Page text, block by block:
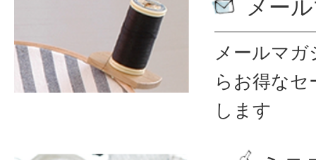
メー
メールマ
ら お得なセ
します